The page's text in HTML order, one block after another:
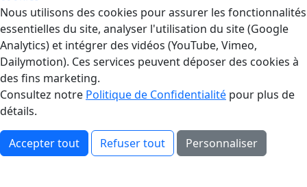
Gestion des Cookies
Nous utilisons des cookies pour assurer les fonctionnalités
essentielles du site, analyser l'utilisation du site (Google
Analytics) et intégrer des vidéos (YouTube, Vimeo,
Dailymotion). Ces services peuvent déposer des cookies à
des fins marketing.
Consultez notre Politique de Confidentialité pour plus de
détails.
Accepter tout Refuser tout Personnaliser